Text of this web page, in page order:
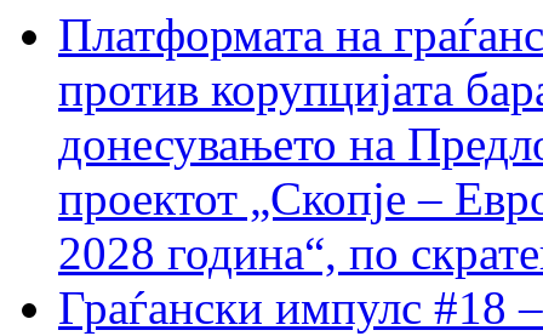
Платформата на
против корупцијата
донесувањето на
проектот „Скопје –
2028 година“, по
Граѓански импулс #18